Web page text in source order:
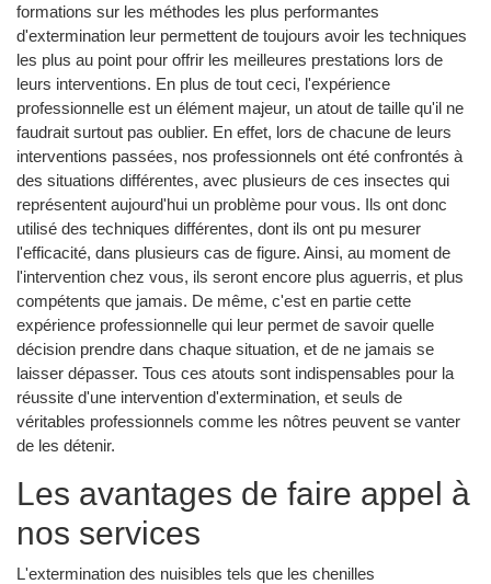
formations sur les méthodes les plus performantes
d'extermination leur permettent de toujours avoir les techniques
les plus au point pour offrir les meilleures prestations lors de
leurs interventions. En plus de tout ceci, l'expérience
professionnelle est un élément majeur, un atout de taille qu'il ne
faudrait surtout pas oublier. En effet, lors de chacune de leurs
interventions passées, nos professionnels ont été confrontés à
des situations différentes, avec plusieurs de ces insectes qui
représentent aujourd'hui un problème pour vous. Ils ont donc
utilisé des techniques différentes, dont ils ont pu mesurer
l'efficacité, dans plusieurs cas de figure. Ainsi, au moment de
l'intervention chez vous, ils seront encore plus aguerris, et plus
compétents que jamais. De même, c'est en partie cette
expérience professionnelle qui leur permet de savoir quelle
décision prendre dans chaque situation, et de ne jamais se
laisser dépasser. Tous ces atouts sont indispensables pour la
réussite d'une intervention d'extermination, et seuls de
véritables professionnels comme les nôtres peuvent se vanter
de les détenir.
Les avantages de faire appel à
nos services
L'extermination des nuisibles tels que les chenilles